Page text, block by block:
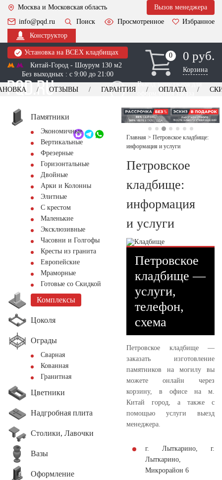
Москва и Московская область
Вызов менеджера
info@pqd.ru
Поиск Просмотренное
Избранное
Конструктор
Установка на ВСЕХ кладбищах
Китай-Город - Шоурум 130 м2
Без выходных : с 9:00 до 21:00
0
0 0 руб.
Корзина
Выезд менеджера для
оформления заказа
+7 (495) 518-44-23
Обратный звонок
ОТЗЫВЫ ГАРАНТИЯ ОПЛАТА
Памятники
Экономичные
Вертикальные
Фрезерные
Горизонтальные
Двойные
Арки и Колонны
Элитные
С крестом
Маленькие
Эксклюзивные
Часовни и Голгофы
Кресты из гранита
Европейские
Мраморные
Готовые со Скидкой
Комплексы
Цоколя
Ограды
Сварная
Кованная
Гранитная
Цветники
Надгробная плита
Столики, Лавочки
Вазы
Оформление
Главная > Петровское кладбище:
информация и услуги
Петровское
кладбище:
информация
и услуги
Петровское
кладбище —
услуги,
телефон,
схема
Петровское кладбище —
заказать изготовление
памятников на могилу вы
можете онлайн через
корзину, в офисе на м.
Китай город, а также с
помощью услуги выезд
менеджера.
г. Лыткарино, г.
Лыткарино,
Микрорайон 6